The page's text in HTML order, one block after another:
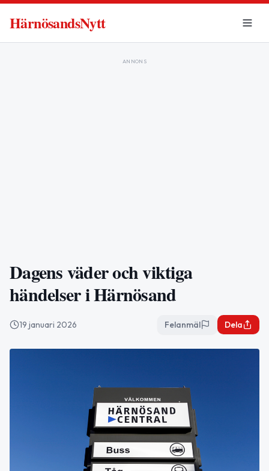
HärnösandsNytt
ANNONS
Dagens väder och viktiga
händelser i Härnösand
19 januari 2026 Felanmäl Dela